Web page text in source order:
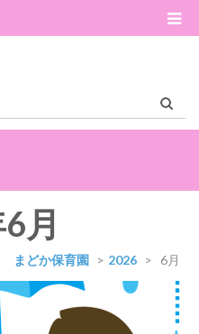
月
まどか保育園 > 2026 > 6月